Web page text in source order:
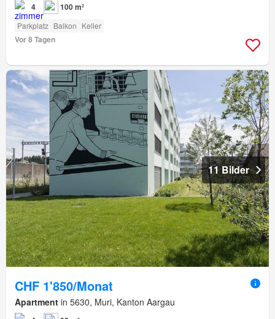
4 100 m²
Parkplatz Balkon Keller
Vor 8 Tagen
11 Bilder
CHF 1'850/Monat
Apartment in 5630, Muri, Kanton Aargau